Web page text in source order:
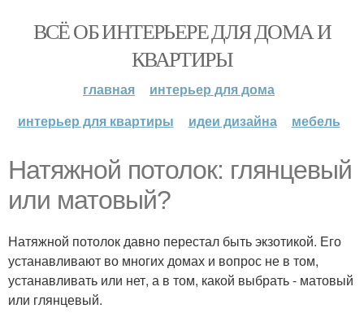
ВСЁ ОБ ИНТЕРЬЕРЕ ДЛЯ ДОМА И
КВАРТИРЫ
главная
интерьер для дома
интерьер для квартиры
идеи дизайна мебель
Натяжной потолок: глянцевый
или матовый?
Натяжной потолок давно перестал быть экзотикой. Его
устанавливают во многих домах и вопрос не в том,
устанавливать или нет, а в том, какой выбрать - матовый
или глянцевый.